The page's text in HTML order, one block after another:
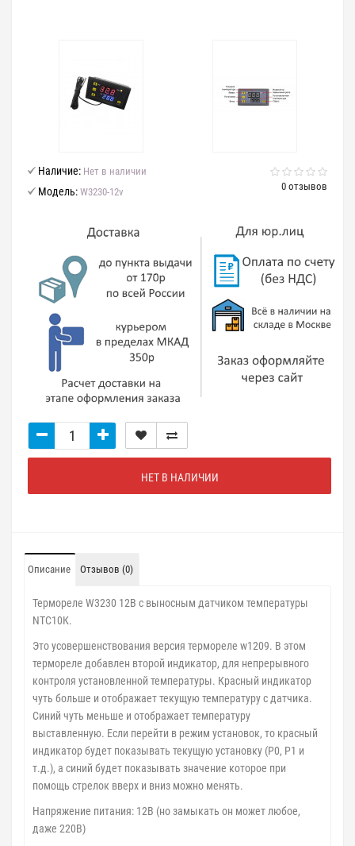
0 отзывов
Наличие: Нет в наличии
Модель: W3230-12v
НЕТ В НАЛИЧИИ
Описание Отзывов (0)
Термореле W3230 12В с выносным датчиком температуры
NTC10К.
Это усовершенствования версия термореле w1209. В этом
термореле добавлен второй индикатор, для непрерывного
контроля установленной температуры. Красный индикатор
чуть больше и отображает текущую температуру с датчика.
Синий чуть меньше и отображает температуру
выставленную. Если перейти в режим установок, то красный
индикатор будет показывать текущую установку (P0, P1 и
т.д.), а синий будет показывать значение которое при
помощь стрелок вверх и вниз можно менять.
Напряжение питания: 12В (но замыкать он может любое,
даже 220В)